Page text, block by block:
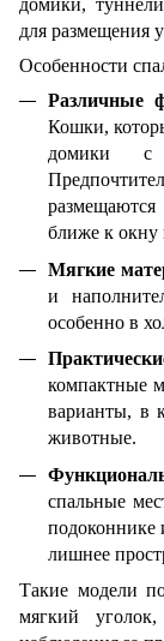
домики,
для размещения
Особенности
Различные
Кошки,
домики
ближе к
Мягкие
и
особенно в
компактные
варианты, в
животные.
спальные
подоконнике
лишнее
Такие модели
мягкий